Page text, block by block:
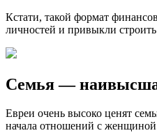
Кстати, такой формат
личностей и привыкли
Семья —
Евреи очень высоко ценят
начала отношений с женщиной.